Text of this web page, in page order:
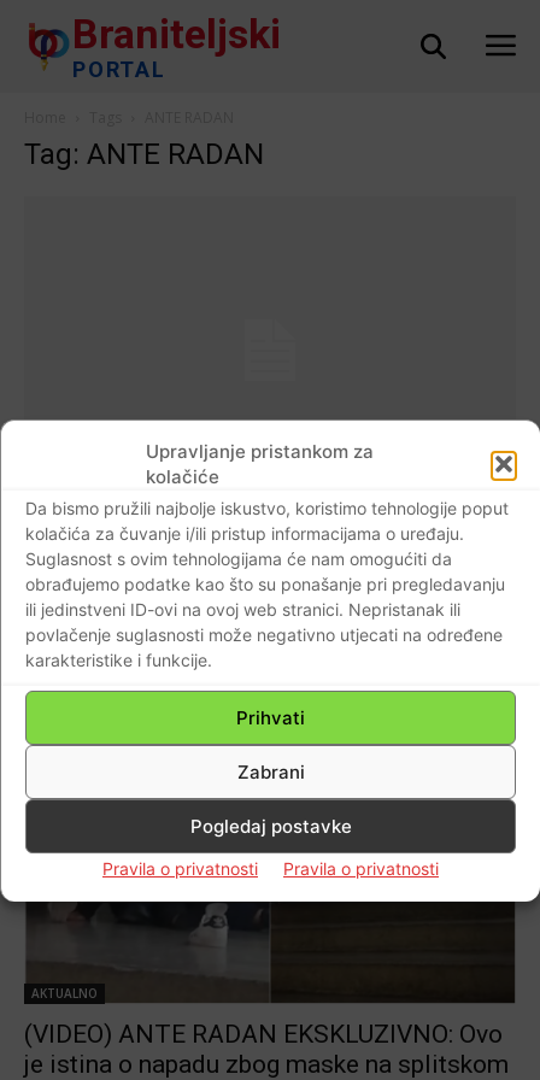
Upravljanje pristankom za
kolačiće
Da bismo pružili najbolje iskustvo, koristimo tehnologije poput
kolačića za čuvanje i/ili pristup informacijama o uređaju.
Suglasnost s ovim tehnologijama će nam omogućiti da
obrađujemo podatke kao što su ponašanje pri pregledavanju
ili jedinstveni ID-ovi na ovoj web stranici. Nepristanak ili
povlačenje suglasnosti može negativno utjecati na određene
karakteristike i funkcije.
Prihvati
Zabrani
Pogledaj postavke
Pravila o privatnosti Pravila o privatnosti
Braniteljski
PORTAL
Tag: ANTE RADAN
Reakcija hrvatskih branitelja: Nije dovoljno
što nas pljuju i gaze, sad će nas još i tući i
zatvarati!
Braniteljski portal 12.02.2021
AKTUALNO
(VIDEO) ANTE RADAN EKSKLUZIVNO: Ovo
je istina o napadu zbog maske na splitskom